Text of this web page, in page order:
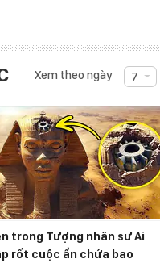
Xem theo ngày 7
trong Tượng nhân sư Ai
rốt cuộc ẩn chứa bao